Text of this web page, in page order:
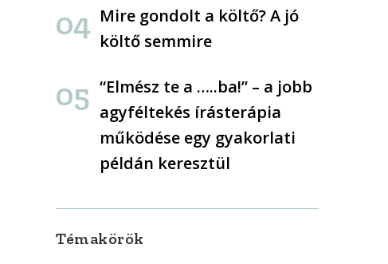
Mire gondolt a költő? A jó
költő semmire
“Elmész te a …..ba!” – a jobb
agyféltekés írásterápia
működése egy gyakorlati
példán keresztül
Témakörök